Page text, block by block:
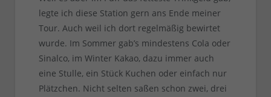
legte ich diese Station gern ans Ende meiner
Tour. Auch weil ich dort regelmäßig bewirtet
wurde. Im Sommer gab’s mindestens Cola oder
Sinalco, im Winter Kakao, dazu immer auch
eine Stulle, ein Stück Kuchen oder einfach nur
Plätzchen. Nicht selten saßen schon zwei, drei